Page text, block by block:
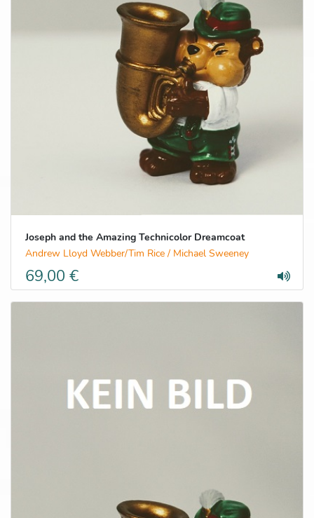
Joseph and the Amazing Technicolor Dreamcoat
Andrew Lloyd Webber/Tim Rice / Michael Sweeney
69,00 €